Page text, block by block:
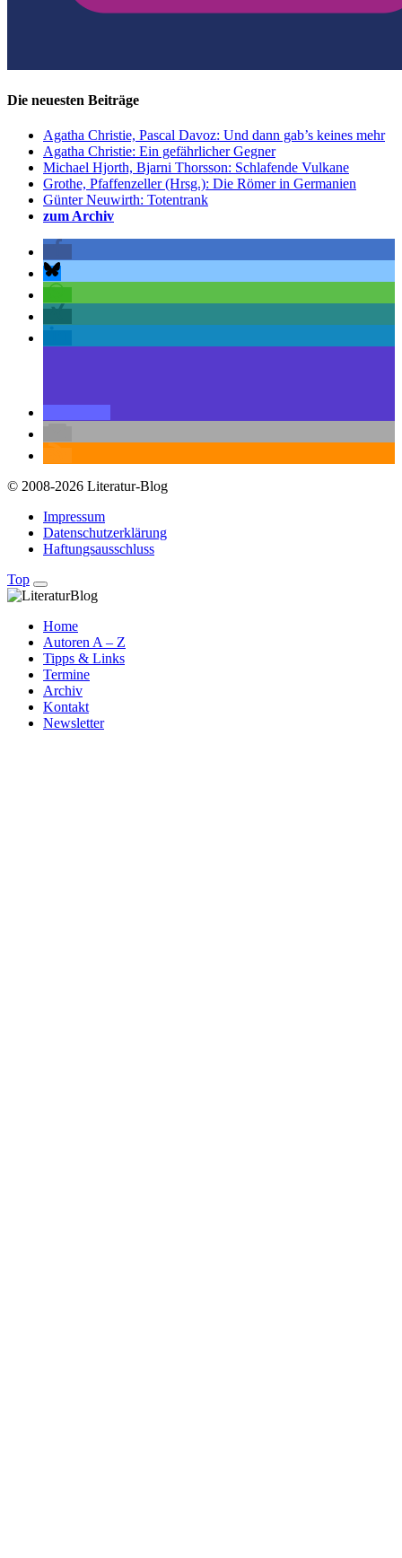
Die neuesten Beiträge
Agatha Christie, Pascal Davoz: Und dann gab’s keines mehr
Agatha Christie: Ein gefährlicher Gegner
Michael Hjorth, Bjarni Thorsson: Schlafende Vulkane
Grothe, Pfaffenzeller (Hrsg.): Die Römer in Germanien
Günter Neuwirth: Totentrank
zum Archiv
© 2008-2026 Literatur-Blog
Impressum
Datenschutzerklärung
Haftungsausschluss
Top
Home
Autoren A – Z
Tipps & Links
Termine
Archiv
Kontakt
Newsletter